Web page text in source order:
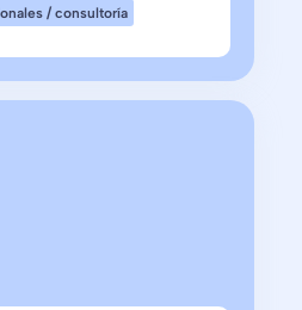
/ consultoría